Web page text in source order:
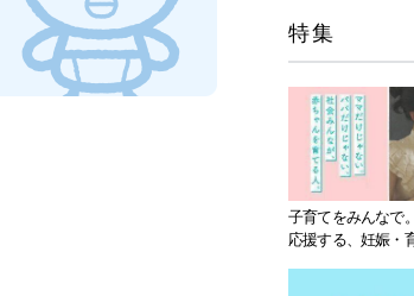
特集
子育てをみんなで
応援する、妊娠・